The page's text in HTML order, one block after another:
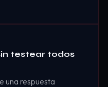
testear todos
una respuesta